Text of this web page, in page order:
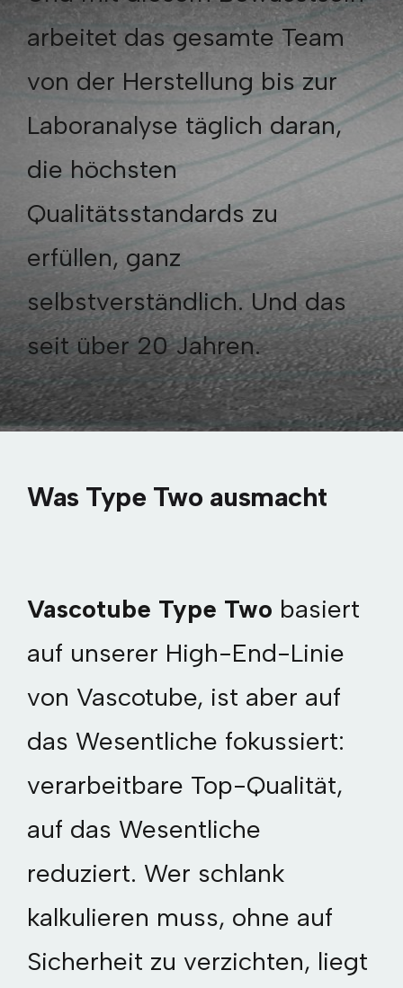
arbeitet das gesamte Team
von der Herstellung bis zur
Laboranalyse täglich daran,
die höchsten
Qualitätsstandards zu
erfüllen, ganz
selbstverständlich. Und das
seit über 20 Jahren.
Was Type Two ausmacht
Vascotube Type Two basiert
auf unserer High-End-Linie
von Vascotube, ist aber auf
das Wesentliche fokussiert:
verarbeitbare Top-Qualität,
auf das Wesentliche
reduziert. Wer schlank
kalkulieren muss, ohne auf
Sicherheit zu verzichten, liegt